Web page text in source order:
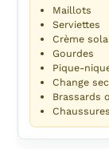
Maillots
Serviettes
Crème
Gourdes
Pique-
Change sec
Brassards